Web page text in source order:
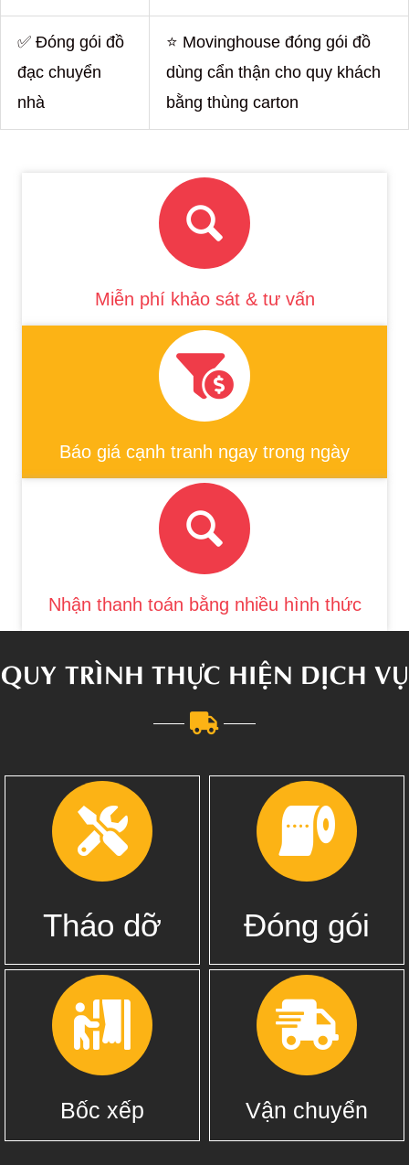
✅ Đóng gói đồ
đạc chuyển
nhà
⭐ Movinghouse đóng gói đồ
dùng cẩn thận cho quy khách
bằng thùng carton
Miễn phí khảo sát & tư vấn
Báo giá cạnh tranh ngay trong ngày
Nhận thanh toán bằng nhiều hình thức
QUY TRÌNH THỰC HIỆN DỊCH VỤ
Tháo dỡ Đóng gói
Bốc xếp Vận chuyển